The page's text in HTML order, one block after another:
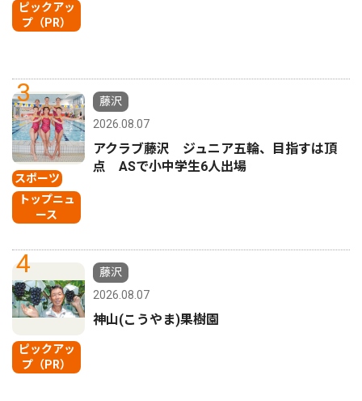
ピックアッ
プ（PR）
3
スポーツ
トップニュ
ース
藤沢
2026.08.07
アクラブ藤沢 ジュニア五輪、目指すは頂
点 ASで小中学生6人出場
4
ピックアッ
プ（PR）
藤沢
2026.08.07
神山(こうやま)果樹園